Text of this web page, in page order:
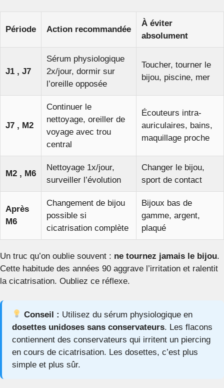
Période Action recommandée
À éviter
absolument
J1 , J7
Sérum physiologique
2x/jour, dormir sur
l’oreille opposée
Toucher, tourner le
bijou, piscine, mer
J7 , M2
Continuer le
nettoyage, oreiller de
voyage avec trou
central
Écouteurs intra-
auriculaires, bains,
maquillage proche
M2 , M6
Nettoyage 1x/jour,
surveiller l’évolution
Changer le bijou,
sport de contact
Après
M6
Changement de bijou
possible si
cicatrisation complète
Bijoux bas de
gamme, argent,
plaqué
Un truc qu’on oublie souvent : ne tournez jamais le bijou.
Cette habitude des années 90 aggrave l’irritation et ralentit
la cicatrisation. Oubliez ce réflexe.
Conseil : Utilisez du sérum physiologique en
dosettes unidoses sans conservateurs. Les flacons
contiennent des conservateurs qui irritent un piercing
en cours de cicatrisation. Les dosettes, c’est plus
simple et plus sûr.